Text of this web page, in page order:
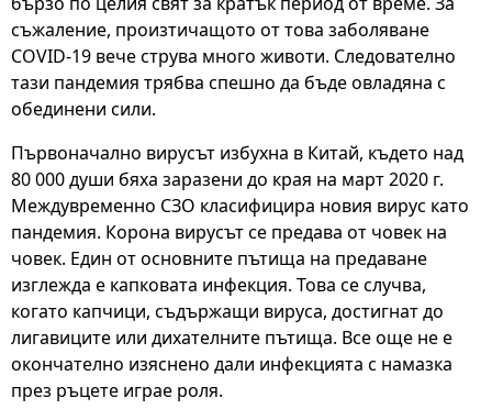
съжаление, произтичащото от това заболяване
COVID-19 вече струва много животи. Следователно
тази пандемия трябва спешно да бъде овладяна с
обединени сили.
Първоначално вирусът избухна в Китай, където над
80 000 души бяха заразени до края на март 2020 г.
Междувременно СЗО класифицира новия вирус като
пандемия. Корона вирусът се предава от човек на
човек. Един от основните пътища на предаване
изглежда е капковата инфекция. Това се случва,
когато капчици, съдържащи вируса, достигнат до
лигавиците или дихателните пътища. Все още не е
окончателно изяснено дали инфекцията с намазка
през ръцете играе роля.